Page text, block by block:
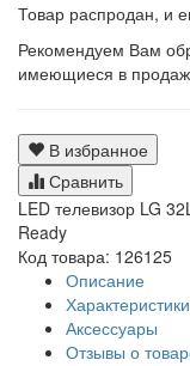
Товар распродан, и
Рекомендуем Вам
имеющиеся в
В избранное
Сравнить
LED телевизор LG
Ready
Код товара: 126125
Описание
Характеристики
Аксессуары
Отзывы о